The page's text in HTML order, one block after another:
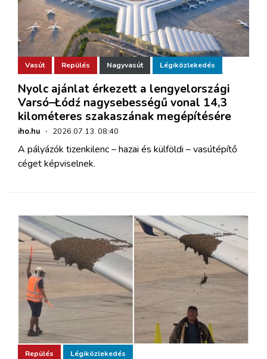
Vasút Repülés Nagyvasút Légiközlekedés
Nyolc ajánlat érkezett a lengyelországi
Varsó–Łódź nagysebességű vonal 14,3
kilométeres szakaszának megépítésére
iho.hu · 2026.07.13. 08:40
A pályázók tizenkilenc – hazai és külföldi – vasútépítő
céget képviselnek.
Repülés Légiközlekedés